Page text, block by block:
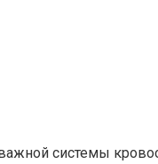
системы